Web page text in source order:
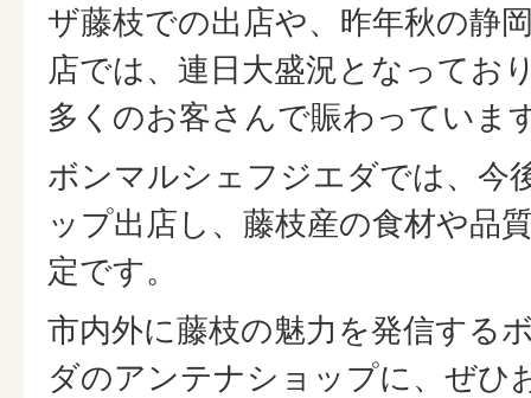
ザ藤枝での出店や、昨年秋の静
店では、連日大盛況となってお
多くのお客さんで賑わっていま
ボンマルシェフジエダでは、今
ップ出店し、藤枝産の食材や品
定です。
市内外に藤枝の魅力を発信する
ダのアンテナショップに、ぜひ